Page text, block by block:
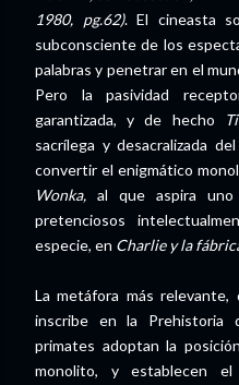
1980, pg.62). El cineasta
subconsciente de los
palabras y penetrar en el
Pero la pasividad
garantizada, y de hecho
sacrílega y desacralizada
convertir el enigmático
Wonka, al que aspira
pretenciosos
especie, en Charlie y la
La metáfora más
inscribe en la Prehistoria
primates adoptan la
monolito, y establecen el